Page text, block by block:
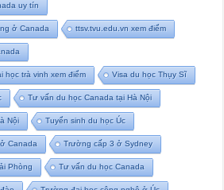
uy tín
ở Canada ttsv.tvu.edu.vn xem điểm
học trà vinh xem điểm Visa du học Thụy Sĩ
Tư vấn du học Canada tại Hà Nội
Nội Tuyển sinh du học Úc
Canada Trường cấp 3 ở Sydney
Phòng Tư vấn du học Canada